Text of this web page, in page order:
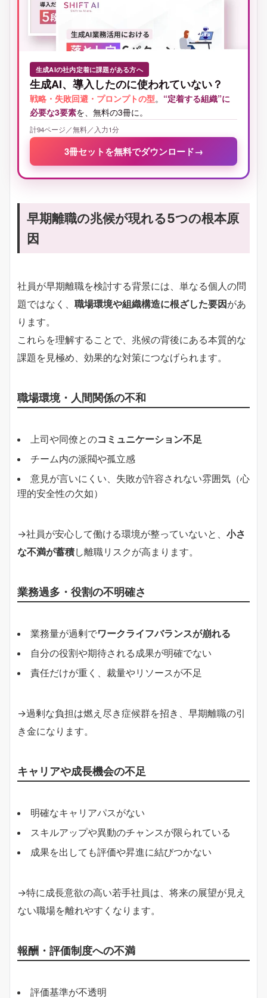
生成AIの社内定着に課題がある方へ
生成AI、導入したのに使われていない？
戦略・失敗回避・プロンプトの型。 “定着する組織”に
必要な3要素を、無料の3冊に。
計94ページ／無料／入力1分
3冊セットを無料でダウンロード→
早期離職の兆候が現れる5つの根本原
因
社員が早期離職を検討する背景には、単なる個人の問
題ではなく、 職場環境や組織構造に根ざした要因があ
ります。
これらを理解することで、兆候の背後にある本質的な
課題を見極め、効果的な対策につなげられます。
職場環境・人間関係の不和
上司や同僚とのコミュニケーション不足
チーム内の派閥や孤立感
意見が言いにくい、失敗が許容されない雰囲気（心
理的安全性の欠如）
→社員が安心して働ける環境が整っていないと、 小さ
な不満が蓄積し離職リスクが高まります。
業務過多・役割の不明確さ
業務量が過剰でワークライフバランスが崩れる
自分の役割や期待される成果が明確でない
責任だけが重く、裁量やリソースが不足
→過剰な負担は燃え尽き症候群を招き、早期離職の引
き金になります。
キャリアや成長機会の不足
明確なキャリアパスがない
スキルアップや異動のチャンスが限られている
成果を出しても評価や昇進に結びつかない
→特に成長意欲の高い若手社員は、将来の展望が見え
ない職場を離れやすくなります。
報酬・評価制度への不満
評価基準が不透明